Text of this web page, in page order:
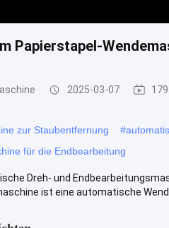
Papierstapel-
2025-03-07
zur Staubentfernung #
für die Endbearbeitung
Dreh- und
ist eine automatische